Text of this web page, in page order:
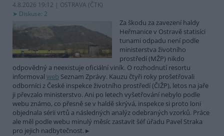
4.8.2026 19:12 | OSTRAVA (ČTK)
Diskuse: 2
Za škodu za zavezení haldy
Heřmanice v Ostravě statisíci
tunami odpadu není podle
ministerstva životního
prostředí (MŽP) nikdo
odpovědný a neexistuje oficiální viník. O rozhodnutí resortu
informoval web Seznam Zprávy. Kauzu čtyři roky prošetřovali
odborníci z České inspekce životního prostředí (ČIŽP), letos na jaře
ji převzalo ministerstvo. Ani po letech vyšetřování nebylo podle
webu známo, co přesně se v haldě skrývá, inspekce si proto loni
objednala sérii vrtů a následných analýz odebraných vzorků. Práce
ale měl podle webu minulý měsíc zastavit šéf úřadu Pavel Straka
pro jejich nadbytečnost.